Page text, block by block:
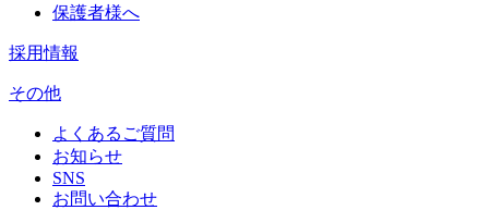
保護者様へ
採用情報
その他
よくあるご質問
お知らせ
SNS
お問い合わせ